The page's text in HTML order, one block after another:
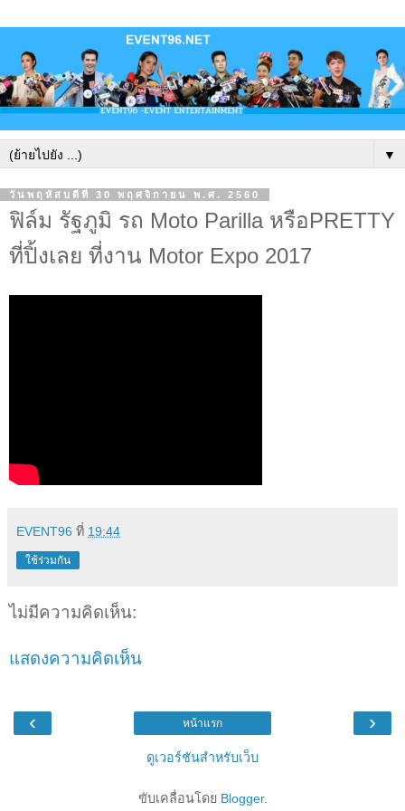
▼
วันพฤหัสบดีที่ 30 พฤศจิกายน พ.ศ. 2560
ฟิล์ม รัฐภูมิ รถ Moto Parilla หรือPRETTY
ที่ปิ้งเลย ที่งาน Motor Expo 2017
EVENT96 ที่ 19:44
ใช้ร่วมกัน
ไม่มีความคิดเห็น:
แสดงความคิดเห็น
‹ ›
หน้าแรก
ดูเวอร์ชันสำหรับเว็บ
ขับเคลื่อนโดย Blogger.